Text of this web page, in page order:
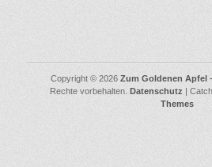
Copyright © 2026 Zum Goldenen Apfel
Rechte vorbehalten. Datenschutz |
Themes